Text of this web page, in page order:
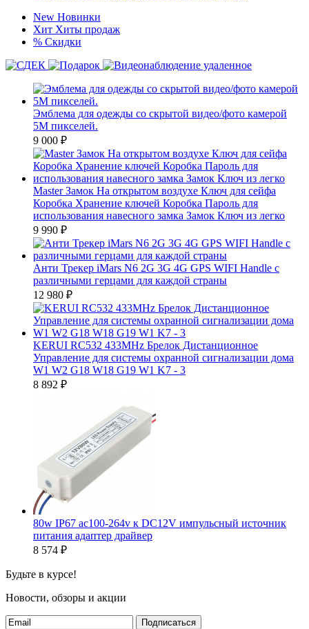
New Новинки
Хит Хиты продаж
% Скидки
Эмблема для одежды со скрытой видео/фото камерой
5M пикселей.
9 000 ₽
Master Замок На открытом воздухе Ключ для сейфа
Коробка Хранение ключей Коробка Пароль для
использования навесного замка Замок Ключ из легко
9 990 ₽
Анти Трекер iMars N6 2G 3G 4G GPS WIFI Handle с
различными герцами для каждой страны
12 980 ₽
KERUI RC532 433MHz Брелок Дистанционное
Управление для системы охранной сигнализации дома
W1 W2 G18 W18 G19 W1 K7 - 3
8 892 ₽
80w IP67 ac100-264v к DC12V импульсный источник
питания адаптер драйвер
8 574 ₽
Будьте в курсе!
Новости, обзоры и акции
Подписаться